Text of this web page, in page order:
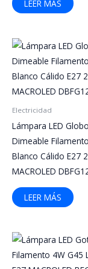
LEER MÁS
Electricidad
Lámpara LED
Dimeable
Blanco Cálido E27
MACROLED
LEER MÁS